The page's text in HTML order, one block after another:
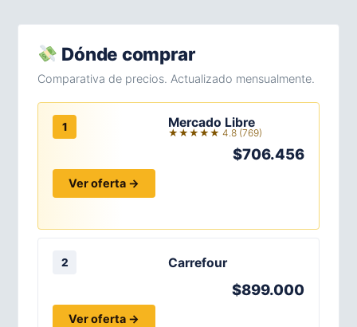
Dónde comprar
Comparativa de precios. Actualizado mensualmente.
1 Mercado Libre
★★★★★ 4.8 (769)
$706.456
Ver oferta →
2 Carrefour
$899.000
Ver oferta →